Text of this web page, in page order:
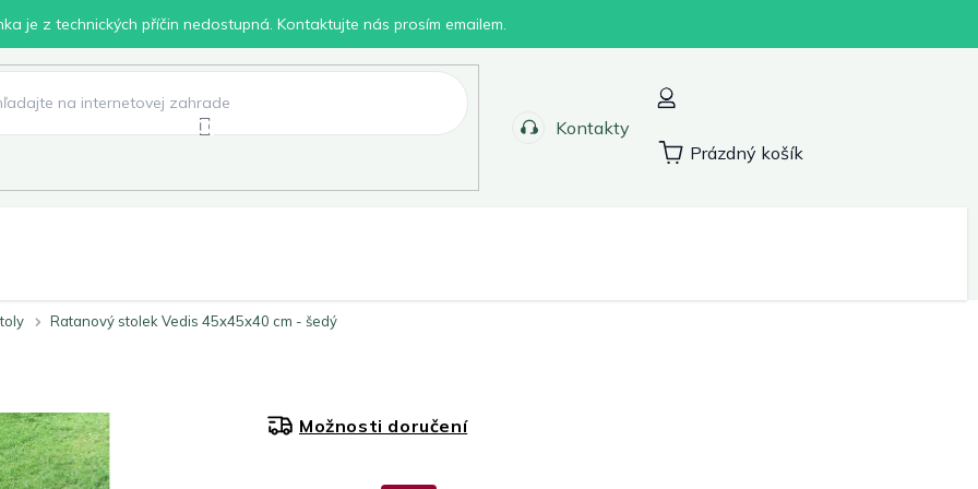
je z technických příčin nedostupná. Kontaktujte nás prosím emailem.
Kontakty
Nákupní
Prázdný košík
Ratanový stolek Vedis 45x45x40 cm - šedý
Možnosti doručení